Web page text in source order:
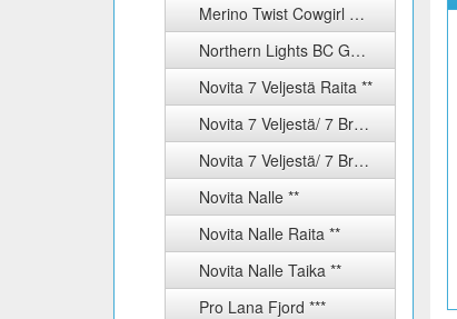
Merino Twist Cowgirl Blues **
Northern Lights BC Garn **
Novita 7 Veljestä Raita **
Novita 7 Veljestä/ 7 Brothers Nummi **
Novita 7 Veljestä/ 7 Brothers **
Novita Nalle **
Novita Nalle Raita **
Novita Nalle Taika **
Pro Lana Fjord ***